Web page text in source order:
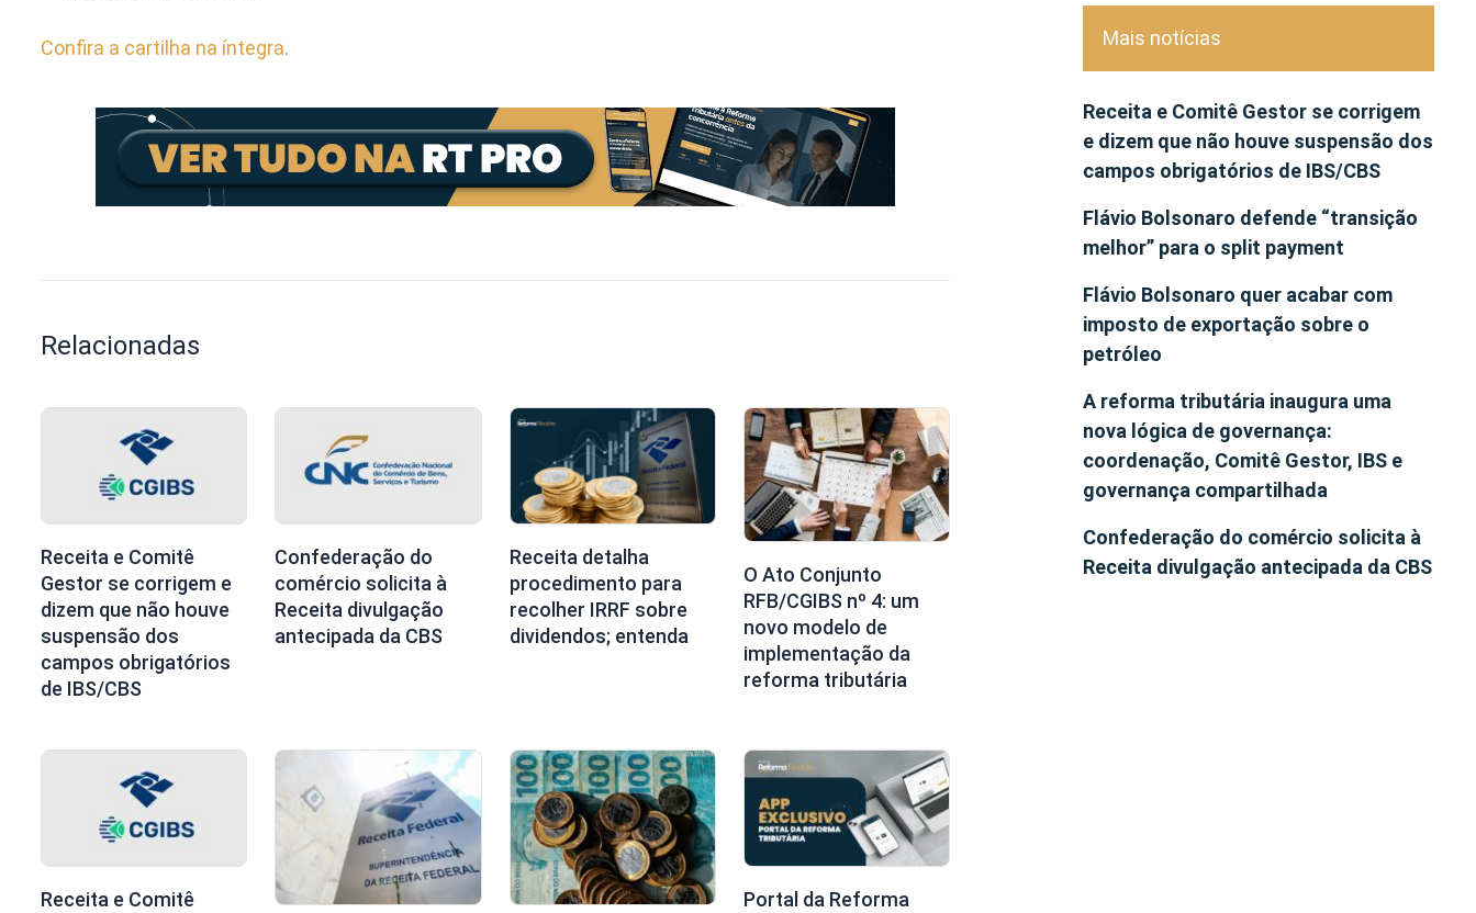
Confira a cartilha na íntegra.
Relacionadas
Receita e Comitê
Gestor se corrigem e
dizem que não houve
suspensão dos
campos obrigatórios
de IBS/CBS
Confederação do
comércio solicita à
Receita divulgação
antecipada da CBS
Receita detalha
procedimento para
recolher IRRF sobre
dividendos; entenda
O Ato Conjunto
RFB/CGIBS nº 4: um
novo modelo de
implementação da
reforma tributária
Receita e Comitê
Portal da Reforma
Mais notícias
Receita e Comitê Gestor se corrigem
e dizem que não houve suspensão dos
campos obrigatórios de IBS/CBS
Flávio Bolsonaro defende “transição
melhor” para o split payment
Flávio Bolsonaro quer acabar com
imposto de exportação sobre o
petróleo
A reforma tributária inaugura uma
nova lógica de governança:
coordenação, Comitê Gestor, IBS e
governança compartilhada
Confederação do comércio solicita à
Receita divulgação antecipada da CBS